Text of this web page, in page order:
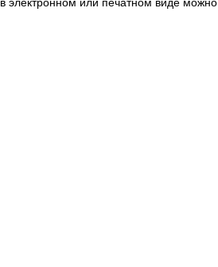
электронном или печатном виде можно